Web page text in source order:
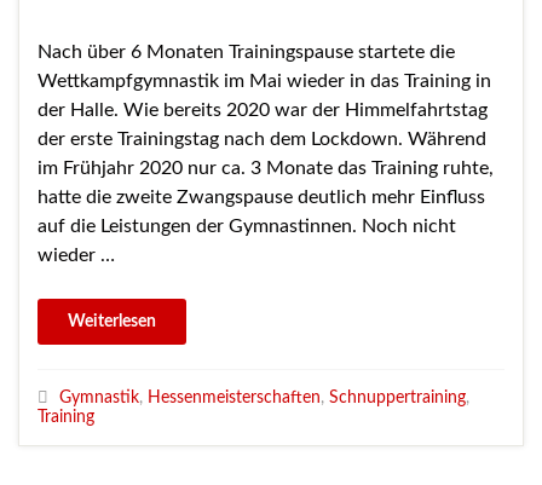
Nach über 6 Monaten Trainingspause startete die
Wettkampfgymnastik im Mai wieder in das Training in
der Halle. Wie bereits 2020 war der Himmelfahrtstag
der erste Trainingstag nach dem Lockdown. Während
im Frühjahr 2020 nur ca. 3 Monate das Training ruhte,
hatte die zweite Zwangspause deutlich mehr Einfluss
auf die Leistungen der Gymnastinnen. Noch nicht
wieder …
Gymnastik, Hessenmeisterschaften, Schnuppertraining,
Training